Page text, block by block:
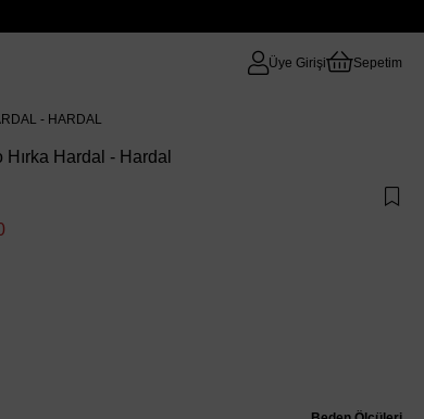
Üye Girişi Sepetim
- HARDAL
Hardal - Hardal